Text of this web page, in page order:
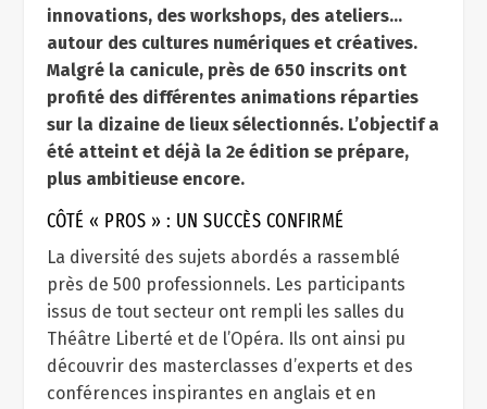
innovations, des workshops, des ateliers…
autour des cultures numériques et créatives.
Malgré la canicule, près de 650 inscrits ont
profité des différentes animations réparties
sur la dizaine de lieux sélectionnés. L’objectif a
été atteint et déjà la 2e édition se prépare,
plus ambitieuse encore.
CÔTÉ « PROS » : UN SUCCÈS CONFIRMÉ
La diversité des sujets abordés a rassemblé
près de 500 professionnels. Les participants
issus de tout secteur ont rempli les salles du
Théâtre Liberté et de l’Opéra. Ils ont ainsi pu
découvrir des masterclasses d’experts et des
conférences inspirantes en anglais et en